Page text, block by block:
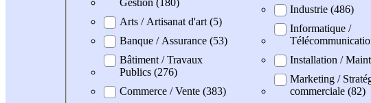
Arts / Artisanat d'art (5)
Banque / Assurance (53)
Bâtiment / Travaux
Publics (276)
Commerce / Vente (383)
Industrie (486)
Informatique /
Installation /
Marketing /
commerciale (82)